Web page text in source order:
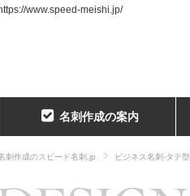
https://www.speed-meishi.jp/
名刺作成の案内
刺作成のスピード名刺.jp ビジネス名刺-タテ型